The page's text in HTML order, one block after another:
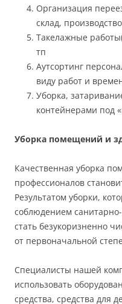
Организация
склад,
Такелажные
тп
Аутсортинг
виду работ
Уборка,
контейнерами под
Уборка помещений и
Качественная уборка
профессионалов
Результатом уборки,
соблюдением
стать безукоризненно
от первоначальной
Специалисты нашей
использовать
средства, средства для